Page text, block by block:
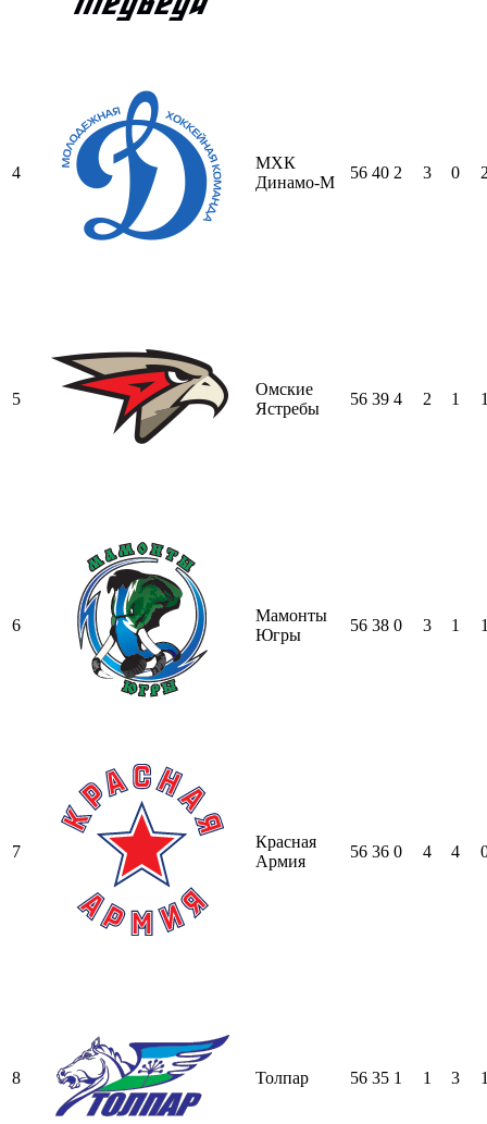
4
МХК
Динамо-М
56 40 2 3 0
5
Омские
Ястребы
56 39 4 2 1
6
Мамонты
Югры
56 38 0 3 1
7
Красная
Армия
56 36 0 4 4
8 Толпар 56 35 1 1 3